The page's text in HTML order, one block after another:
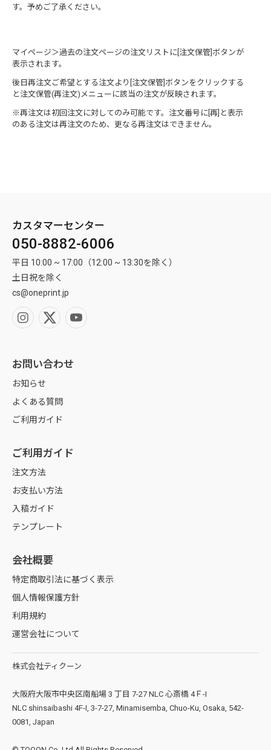
す。予めご了承ください。
マイページ＞過去の注文ページの注文リストに[注文保管]ボタンが
表示されます。
後日再注文ご希望とする注文より[注文保管]ボタンをクリックする
と注文保管(再注文)メニューに該当の注文が反映されます。
※再注文は初回注文に対してのみ可能です。注文番号に[再]と表示
のある注文は再注文のため、更なる再注文はできません。
カスタマーセンター
050-8882-6006
平日 10:00 ~ 17:00（12:00 ~ 13:30を除く）
土日祝を除く
cs@oneprint.jp
お問い合わせ
お知らせ
よくある質問
ご利用ガイド
ご利用ガイド
注文方法
お支払い方法
入稿ガイド
テンプレート
会社概要
特定商取引法に基づく表示
個人情報保護方針
利用規約
運営会社について
株式会社ティクーン
大阪府大阪市中央区南船場 3 丁目 7-27 NLC 心斎橋 4Ｆ-I
NLC shinsaibashi 4F-I, 3-7-27, Minamisemba, Chuo-Ku, Osaka, 542-
0081, Japan